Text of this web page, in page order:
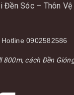
Sóc – Thôn Vệ
0902582586
800m, cách Đền